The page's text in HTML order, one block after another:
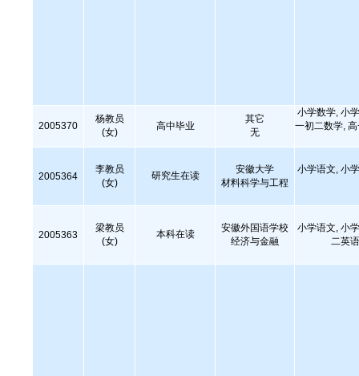
2005370
杨教员
(女)
高中毕业
其它
无
小学数学, 小
一初二数学,
2005364
李教员
(女)
研究生在读
安徽大学
材料科学与工程
小学语文, 小
2005363
梁教员
(女)
本科在读
安徽外国语学校
经济与金融
小学语文, 小
二英